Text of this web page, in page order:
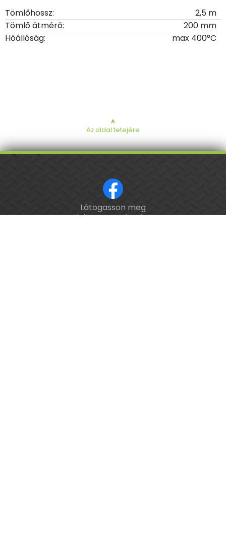
Tömlőhossz:
2,5 m
Tömlő átmérő:
200 mm
Hőállóság:
max 400°C
➤
Az oldal tetejére
Látogasson meg
minket a Facebookon!